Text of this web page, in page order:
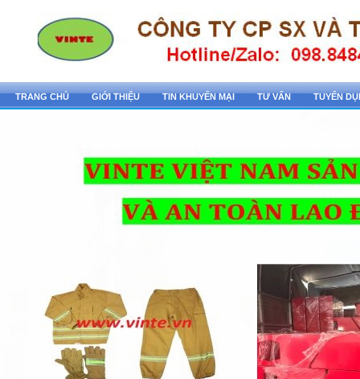
TRANG CHỦ GIỚI THIỆU TIN KHUYẾN MẠI TƯ VẤN TUYỂN